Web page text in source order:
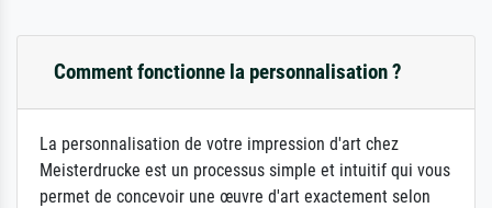
Comment fonctionne la personnalisation ?
La personnalisation de votre impression d'art chez
Meisterdrucke est un processus simple et intuitif qui vous
permet de concevoir une œuvre d'art exactement selon